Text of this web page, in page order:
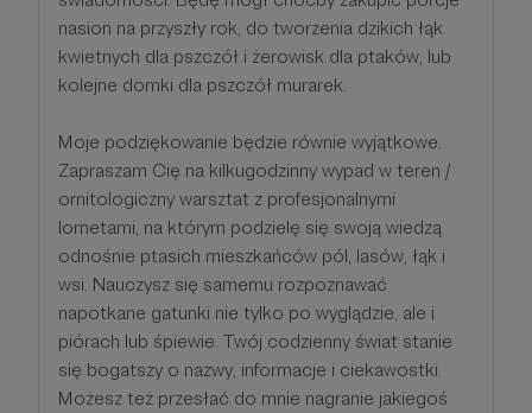
nasion na przyszły rok, do tworzenia dzikich łąk
kwietnych dla pszczół i żerowisk dla ptaków, lub
kolejne domki dla pszczół murarek.
Moje podziękowanie będzie równie wyjątkowe.
Zapraszam Cię na kilkugodzinny wypad w teren /
ornitologiczny warsztat z profesjonalnymi
lornetami, na którym podzielę się swoją wiedzą
odnośnie ptasich mieszkańców pól, lasów, łąk i
wsi. Nauczysz się samemu rozpoznawać
napotkane gatunki nie tylko po wyglądzie, ale i
piórach lub śpiewie. Twój codzienny świat stanie
się bogatszy o nazwy, informacje i ciekawostki.
Możesz też przesłać do mnie nagranie jakiegoś